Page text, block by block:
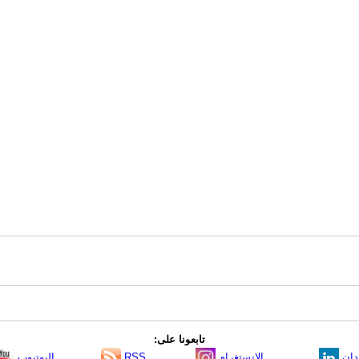
تابعونا على: